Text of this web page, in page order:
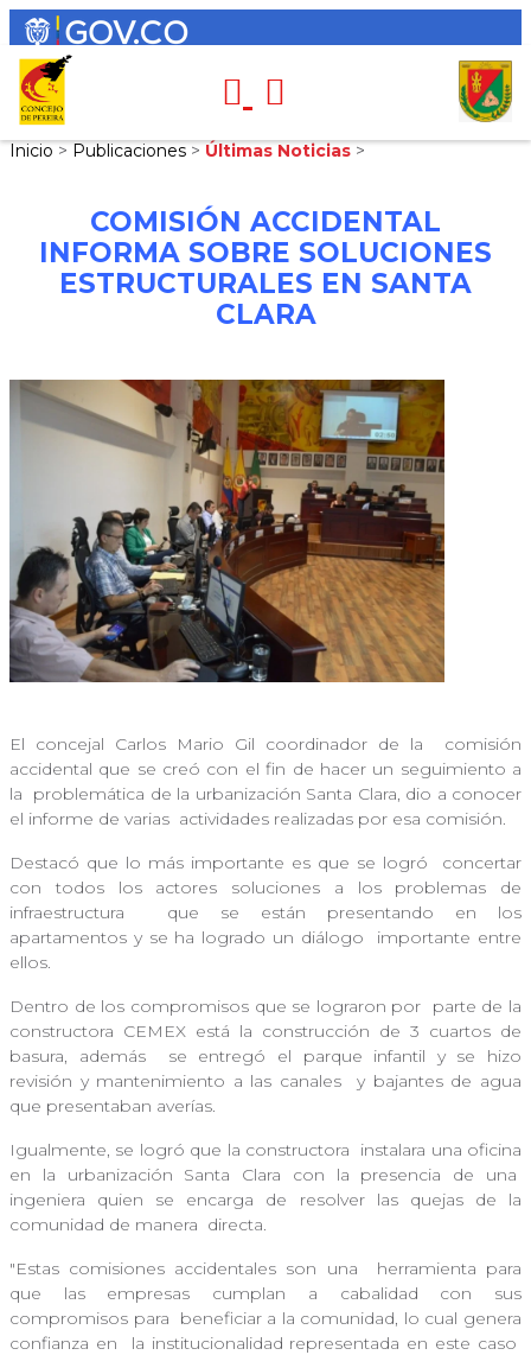
Inicio > Publicaciones > Últimas Noticias >
COMISIÓN ACCIDENTAL
INFORMA SOBRE SOLUCIONES
ESTRUCTURALES EN SANTA
CLARA
El concejal Carlos Mario Gil coordinador de la
comisión
accidental que se creó con el fin de hacer un seguimiento a
la
problemática de la urbanización Santa Clara, dio a conocer
el informe de varias actividades realizadas por esa comisión.
Destacó que lo más importante es que se logró
concertar
con todos los actores soluciones a los problemas de
infraestructura
que se están presentando en los
apartamentos y se ha logrado un diálogo
importante entre
ellos.
Dentro de los compromisos que se lograron por
parte de la
constructora CEMEX está la construcción de 3 cuartos de
basura, además
se entregó el parque infantil y se hizo
revisión y mantenimiento a las canales
y bajantes de agua
que presentaban averías.
Igualmente, se logró que la constructora
instalara una oficina
en la urbanización Santa Clara con la presencia de una
ingeniera quien se encarga de resolver las quejas de la
comunidad de manera directa.
"Estas comisiones accidentales son una
herramienta para
que las empresas cumplan a cabalidad con sus
compromisos para
beneficiar a la comunidad, lo cual genera
confianza en la institucionalidad representada en este caso